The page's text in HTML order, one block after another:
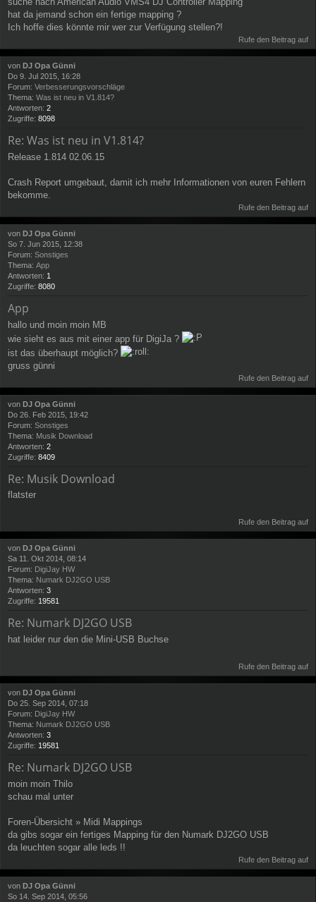
hat da jemand schon ein fertige mapping ?
Ich hoffe dies könnte mir wer zur Verfügung stellen?!
Rufe den Beitrag auf
von DJ Opa Günni
Do 9. Jul 2015, 16:28
Forum: Verbesserungsvorschläge
Thema: Was ist neu in V1.814?
Antworten: 2
Zugriffe: 8098
Re: Was ist neu in V1.814?
Release 1.814 02.06.15
Crash Report umgebaut, damit ich mehr Informationen von euren Fehlern
bekomme.
Rufe den Beitrag auf
von DJ Opa Günni
So 7. Jun 2015, 12:38
Forum: Sonstiges
Thema: App
Antworten: 1
Zugriffe: 8080
App
hallo und moin moin MB
wie sieht es aus mit einer app für DigiJa ?
ist das überhaupt möglich?
gruss günni
Rufe den Beitrag auf
von DJ Opa Günni
Do 26. Feb 2015, 19:42
Forum: Sonstiges
Thema: Musik Download
Antworten: 2
Zugriffe: 8409
Re: Musik Download
flatster
Rufe den Beitrag auf
von DJ Opa Günni
Sa 11. Okt 2014, 08:14
Forum: DigiJay HW
Thema: Numark DJ2GO USB
Antworten: 3
Zugriffe: 19581
Re: Numark DJ2GO USB
hat leider nur den die Mini-USB Buchse
Rufe den Beitrag auf
von DJ Opa Günni
Do 25. Sep 2014, 07:18
Forum: DigiJay HW
Thema: Numark DJ2GO USB
Antworten: 3
Zugriffe: 19581
Re: Numark DJ2GO USB
moin moin Thilo
schau mal unter
Foren-Übersicht » Midi Mappings
da gibs sogar ein fertiges Mapping für den Numark DJ2GO USB
da leuchten sogar alle leds !!
Rufe den Beitrag auf
von DJ Opa Günni
So 14. Sep 2014, 05:56